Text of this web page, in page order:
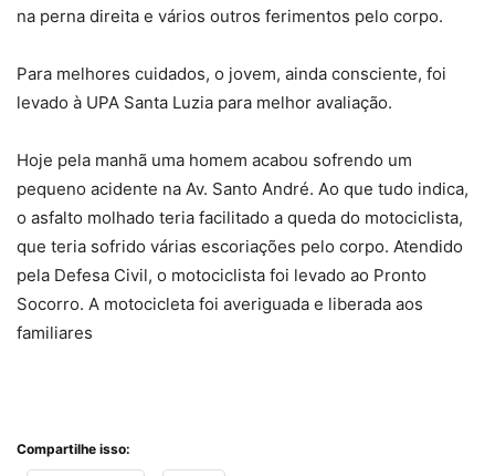
na perna direita e vários outros ferimentos pelo corpo.
Para melhores cuidados, o jovem, ainda consciente, foi
levado à UPA Santa Luzia para melhor avaliação.
Hoje pela manhã uma homem acabou sofrendo um
pequeno acidente na Av. Santo André. Ao que tudo indica,
o asfalto molhado teria facilitado a queda do motociclista,
que teria sofrido várias escoriações pelo corpo. Atendido
pela Defesa Civil, o motociclista foi levado ao Pronto
Socorro. A motocicleta foi averiguada e liberada aos
familiares
Compartilhe isso: